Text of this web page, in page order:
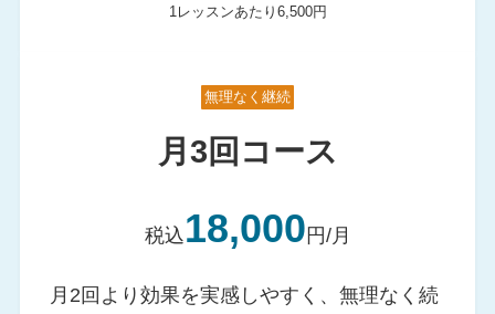
1レッスンあたり6,500円
無理なく継続
月3回コース
税込18,000 円/月
月2回より効果を実感しやすく、無理なく続